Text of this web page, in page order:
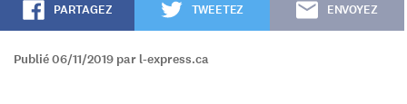
PARTAGEZ TWEETEZ ENVOYEZ
Publié 06/11/2019 par l-express.ca